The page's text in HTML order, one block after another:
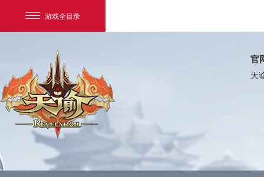
游戏全目录
网易游戏
官
天